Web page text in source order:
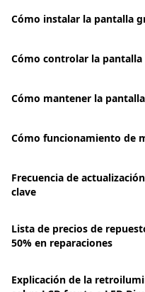
Cómo instalar la pantalla
Cómo controlar la pantalla
Cómo mantener la pantalla
Cómo funcionamiento de
Frecuencia de
clave
Lista de precios de
50% en reparaciones
Explicación de la